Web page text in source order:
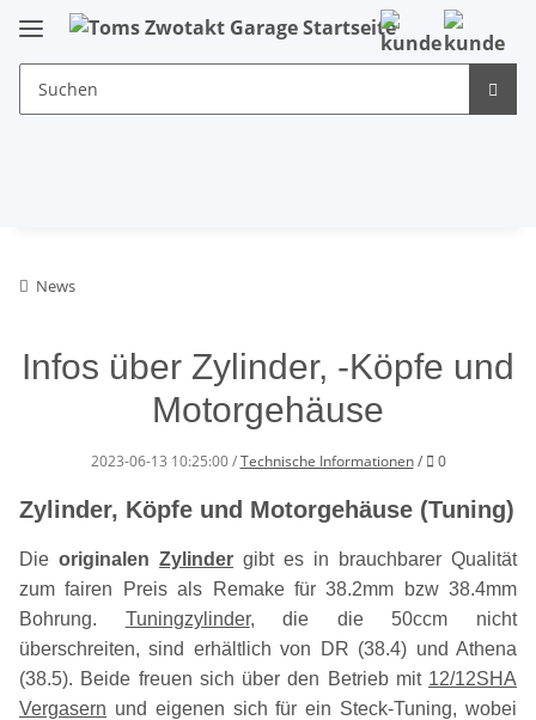
News
Infos über Zylinder, -Köpfe und
Motorgehäuse
2023-06-13 10:25:00 /Technische Informationen / Kommentare
0
Zylinder, Köpfe und Motorgehäuse (Tuning)
Die originalen Zylinder gibt es in brauchbarer Qualität
zum fairen Preis als Remake für 38.2mm bzw 38.4mm
Bohrung. Tuningzylinder, die die 50ccm nicht
überschreiten, sind erhältlich von DR (38.4) und Athena
(38.5). Beide freuen sich über den Betrieb mit 12/12SHA
Vergasern und eigenen sich für ein Steck-Tuning, wobei